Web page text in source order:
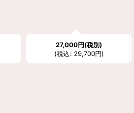
27,000円(税別)
(税込: 29,700円)